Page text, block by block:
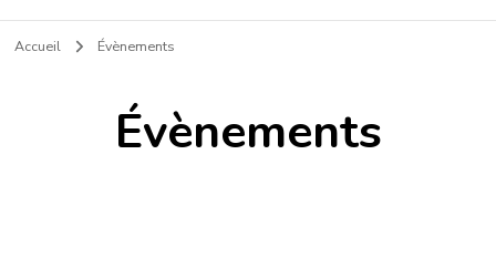
Accueil Évènements
Évènements